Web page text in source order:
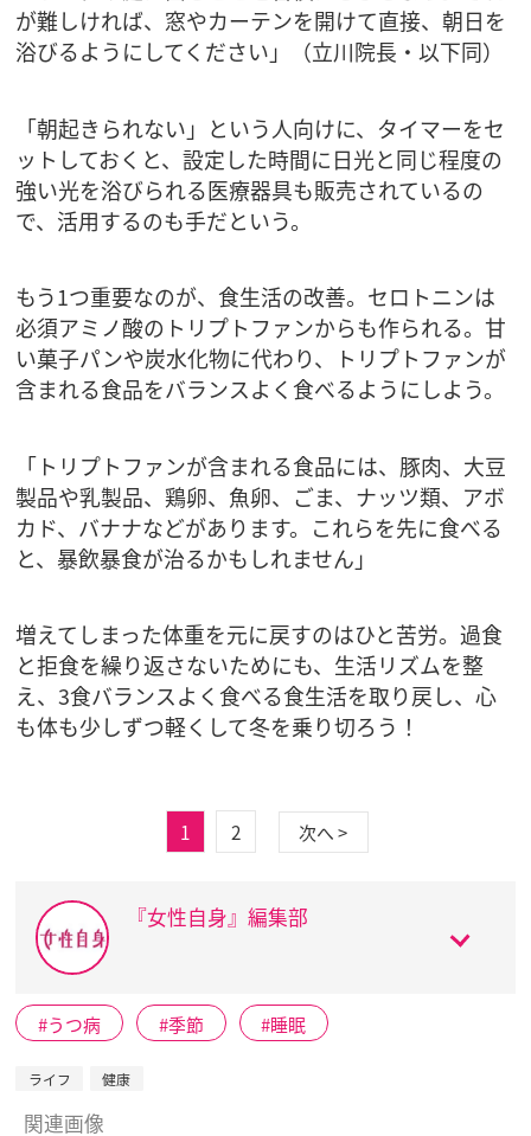
が難しければ、窓やカーテンを開けて直接、朝日を
浴びるようにしてください」（立川院長・以下同）
「朝起きられない」という人向けに、タイマーをセ
ットしておくと、設定した時間に日光と同じ程度の
強い光を浴びられる医療器具も販売されているの
で、活用するのも手だという。
もう1つ重要なのが、食生活の改善。セロトニンは
必須アミノ酸のトリプトファンからも作られる。甘
い菓子パンや炭水化物に代わり、トリプトファンが
含まれる食品をバランスよく食べるようにしよう。
「トリプトファンが含まれる食品には、豚肉、大豆
製品や乳製品、鶏卵、魚卵、ごま、ナッツ類、アボ
カド、バナナなどがあります。これらを先に食べる
と、暴飲暴食が治るかもしれません」
増えてしまった体重を元に戻すのはひと苦労。過食
と拒食を繰り返さないためにも、生活リズムを整
え、3食バランスよく食べる食生活を取り戻し、心
も体も少しずつ軽くして冬を乗り切ろう！
1 2 次へ >
『女性自身』編集部
うつ病 季節 睡眠
ライフ 健康
関連画像